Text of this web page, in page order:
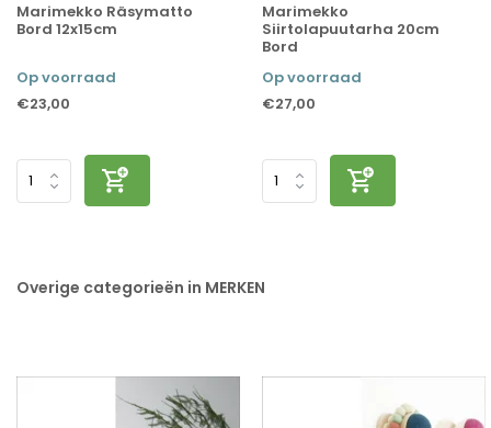
Marimekko Räsymatto
Bord 12x15cm
Op voorraad
€23,00
Marimekko
Siirtolapuutarha 20cm
Bord
Op voorraad
€27,00
Overige categorieën in MERKEN